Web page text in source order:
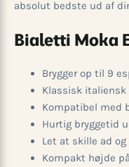
absolut bedste ud af
Bialetti Moka
Brygger op til 9
Klassisk
Kompatibel med
Hurtig bryggetid
Let at skille ad og
Kompakt højde